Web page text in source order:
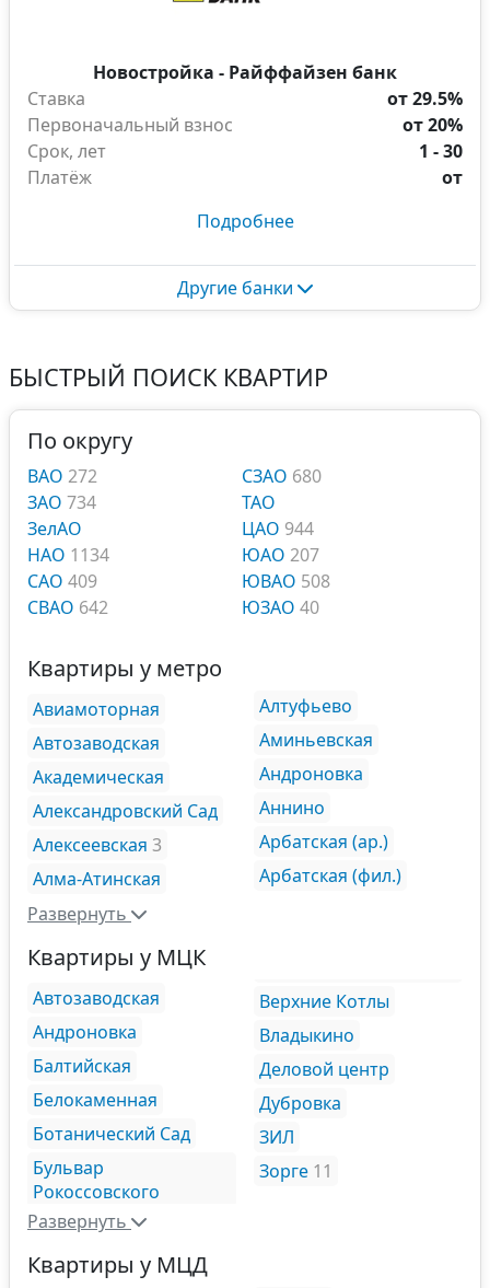
Новостройка - Райффайзен банк
Ставка
от 29.5%
Первоначальный взнос
от 20%
Срок, лет
1 - 30
Платёж
от
Подробнее
Другие банки
БЫСТРЫЙ ПОИСК КВАРТИР
По округу
ВАО 272
ЗАО 734
ЗелАО
НАО 1134
САО 409
СВАО 642
СЗАО 680
ТАО
ЦАО 944
ЮАО 207
ЮВАО 508
ЮЗАО 40
Квартиры у метро
Авиамоторная
Автозаводская
Академическая
Александровский Сад
Алексеевская 3
Алма-Атинская
Алтуфьево
Аминьевская
Андроновка
Аннино
Арбатская (ар.)
Арбатская (фил.)
Развернуть
Квартиры у МЦК
Автозаводская
Андроновка
Балтийская
Белокаменная
Ботанический Сад
Бульвар
Рокоссовского
Верхние Котлы
Владыкино
Деловой центр
Дубровка
ЗИЛ
Зорге 11
Развернуть
Квартиры у МЦД